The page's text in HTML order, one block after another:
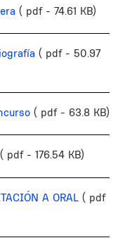
( pdf - 74.61 KB)
( pdf - 50.97
( pdf - 63.8 KB)
( pdf - 176.54 KB)
A ORAL ( pdf